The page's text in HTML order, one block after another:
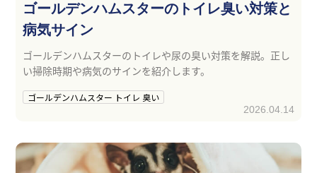
ゴールデンハムスターのトイレ臭い対策と
病気サイン
ゴールデンハムスターのトイレや尿の臭い対策を解説。正し
い掃除時期や病気のサインを紹介します。
ゴールデンハムスター トイレ 臭い
2026.04.14